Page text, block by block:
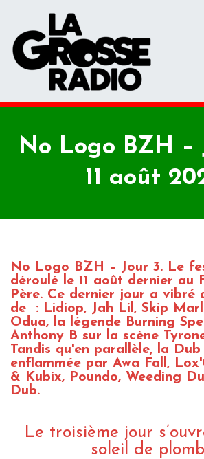
No Logo BZH –
11 août
No Logo BZH – Jour 3. Le
déroulé le 11 août dernier au
Père. Ce dernier jour a vibré
de : Lidiop, Jah Lil, Skip
Odua, la légende Burning
Anthony B sur la scène
Tandis qu'en parallèle, la
enflammée par Awa Fall,
& Kubix, Poundo, Weeding
Dub.
Le troisième jour
soleil de